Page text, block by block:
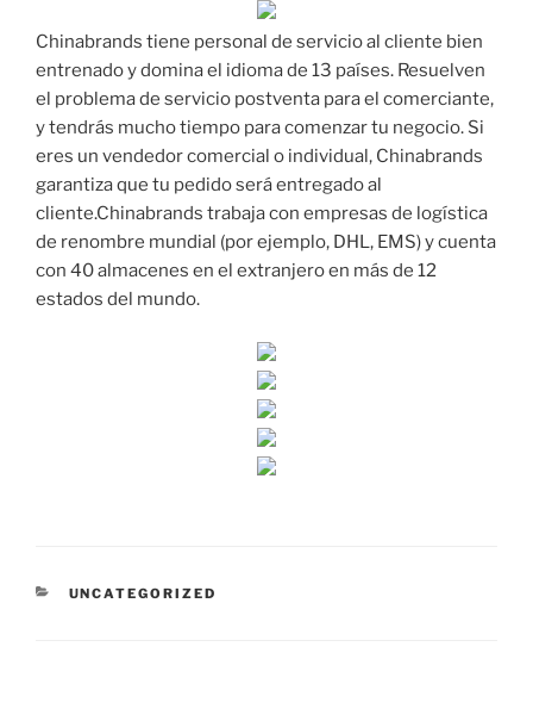
Chinabrands tiene personal de servicio al cliente bien
entrenado y domina el idioma de 13 países. Resuelven
el problema de servicio postventa para el comerciante,
y tendrás mucho tiempo para comenzar tu negocio. Si
eres un vendedor comercial o individual, Chinabrands
garantiza que tu pedido será entregado al
cliente.Chinabrands trabaja con empresas de logística
de renombre mundial (por ejemplo, DHL, EMS) y cuenta
con 40 almacenes en el extranjero en más de 12
estados del mundo.
CATEGORÍAS
UNCATEGORIZED